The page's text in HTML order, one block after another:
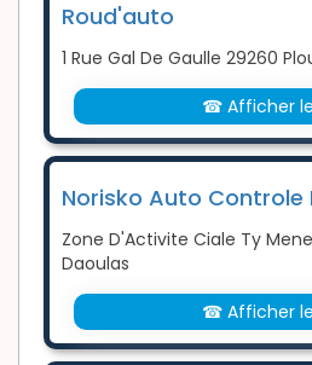
Roud'auto
1 Rue Gal De Gaulle 29260
☎ Afficher le
Norisko Auto
Zone D'Activite Ciale Ty
Daoulas
☎ Afficher le